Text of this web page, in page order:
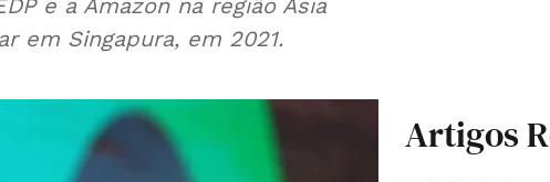
e a Amazon na região Ásia
em Singapura, em 2021.
Artigos